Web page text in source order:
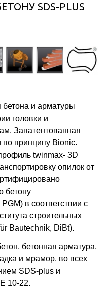
SDS-PLUS
и арматуры
головки и
Запатентованная
по принципу Bionic.
twinmax- 3D
опилок от
бетону
в соответствии с
строительных
Bautechnik, DiBt).
бетонная арматура,
и мрамор. во всех
SDS-plus и
E 10-22.